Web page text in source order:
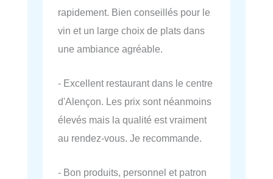
rapidement. Bien conseillés pour le
vin et un large choix de plats dans
une ambiance agréable.
- Excellent restaurant dans le centre
d'Alençon. Les prix sont néanmoins
élevés mais la qualité est vraiment
au rendez-vous. Je recommande.
- Bon produits, personnel et patron